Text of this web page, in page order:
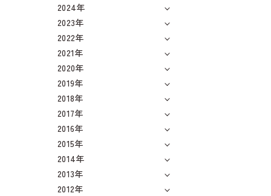
2024年
2023年
2022年
2021年
2020年
2019年
2018年
2017年
2016年
2015年
2014年
2013年
2012年